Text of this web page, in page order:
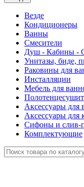
Везде
Кондиционеры
Ванны
Смесители
Душ - Кабины -
Унитазы, биде,
Раковины для
Инсталляции
Мебель для
Аксессуары для
Аксессуары для
Сифоны и слив-
Комплектующие